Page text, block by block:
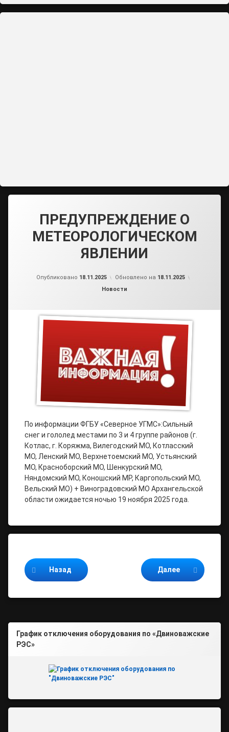
ПРЕДУПРЕЖДЕНИЕ О
МЕТЕОРОЛОГИЧЕСКОМ
ЯВЛЕНИИ
Опубликовано 18.11.2025 Обновлено на 18.11.2025
Рубрики:
Новости
По информации ФГБУ «Северное УГМС»:Сильный
снег и гололед местами по 3 и 4 группе районов (г.
Котлас, г. Коряжма, Вилегодский МО, Котласский
МО, Ленский МО, Верхнетоемский МО, Устьянский
МО, Красноборский МО, Шенкурский МО,
Няндомский МО, Коношский МР, Каргопольский МО,
Вельский МО) + Виноградовский МО Архангельской
области ожидается ночью 19 ноября 2025 года.
Назад Далее
График отключения оборудования по «Двиноважские
РЭС»